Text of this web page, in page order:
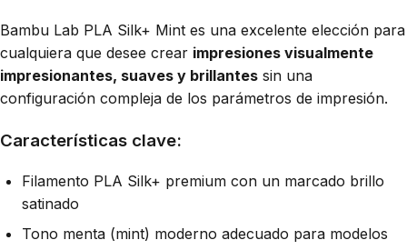
Bambu Lab PLA Silk+ Mint es una excelente elección para
cualquiera que desee crear impresiones visualmente
impresionantes, suaves y brillantes sin una
configuración compleja de los parámetros de impresión.
Características clave:
Filamento PLA Silk+ premium con un marcado brillo
satinado
Tono menta (mint) moderno adecuado para modelos